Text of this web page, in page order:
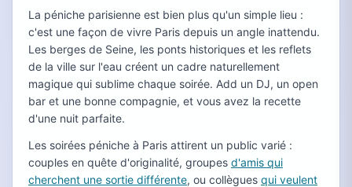
La péniche parisienne est bien plus qu'un simple lieu :
c'est une façon de vivre Paris depuis un angle inattendu.
Les berges de Seine, les ponts historiques et les reflets
de la ville sur l'eau créent un cadre naturellement
magique qui sublime chaque soirée. Add un DJ, un open
bar et une bonne compagnie, et vous avez la recette
d'une nuit parfaite.
Les soirées péniche à Paris attirent un public varié :
couples en quête d'originalité, groupes d'amis qui
cherchent une sortie différente, ou collègues qui veulent